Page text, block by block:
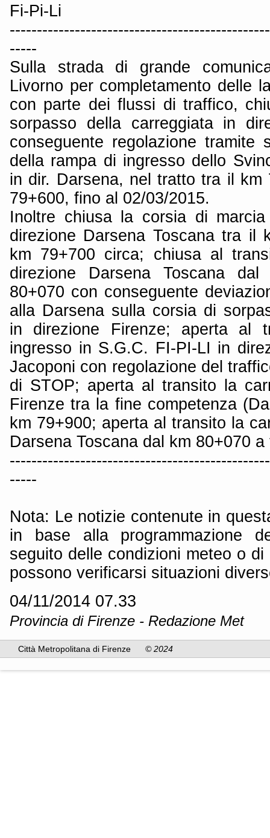
Fi-Pi-Li
-----
Sulla strada di grande
Livorno per completamento delle
con parte dei flussi di traffico,
sorpasso della carreggiata in
conseguente regolazione tramite
della rampa di ingresso dello
in dir. Darsena, nel tratto tra il
79+600, fino al 02/03/2015.
Inoltre chiusa la corsia di
direzione Darsena Toscana tra il
km 79+700 circa; chiusa al
direzione Darsena Toscana
80+070 con conseguente
alla Darsena sulla corsia di
in direzione Firenze; aperta al
ingresso in S.G.C. FI-PI-LI in
Jacoponi con regolazione del
di STOP; aperta al transito la
Firenze tra la fine competenza
km 79+900; aperta al transito la
Darsena Toscana dal km 80+070
-----
Nota: Le notizie contenute in
in base alla programmazione
seguito delle condizioni meteo o
possono verificarsi situazioni
04/11/2014 07.33
Provincia di Firenze - Redazione Met
Città Metropolitana di Firenze © 2024